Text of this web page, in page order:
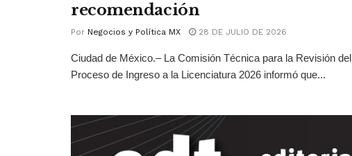
recomendación
Por Negocios y Política MX 28 DE JULIO DE 2026
Ciudad de México.– La Comisión Técnica para la Revisión del
Proceso de Ingreso a la Licenciatura 2026 informó que...